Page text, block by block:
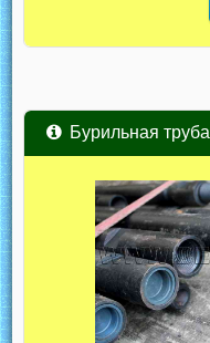
Бурильная труба